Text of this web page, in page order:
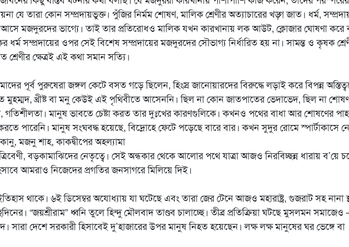
যে তারা কোন সম্প্রদায়ভুক্ত। পুঁজির নির্মম শোষণ, মালিক শ্রেণীর অত্যাচারের খড়্গ জাত। ধর্ম,
আসে মজদুরদের ভাগ্যে। তাই তার প্রতিরোধও মালিক যখন কারখানায় লক আউট, ক্লোজার ঘোষণা করে
ধর্ম সম্প্রদায়ের ওপর সেই বিশেষ সম্প্রদায়ের মজদুরদের সৌভাগ্য নির্ধারিত হয় না। সামন্ত ও কৃষক
ক্ষেত্রই এই কথা সমান সত্যি।
পূর্ব পুরুষেরা জঙ্গল কেটে বসত গড়ে ছিলেন, হিংস্র জানোয়ারদের বিরুদ্ধে লড়াই করে বিপন্ন
মুহম্মদ, খ্রীষ্ট বা মনু কেউই এই পৃথিবীতে আসেননি। ছিল না কোন জাতপাতের ভেদাভেদ, ছিল না
গতিশীলতা। মানুষ ভাবতে চেষ্টা করত তার দুঃখের কারণগুলিকে। কখনও পথের বাধা আর শোষণের
পারেনি। মানুষ সংঘবদ্ধ হয়েছে, বিদ্রোহে ফেটে পড়েছে বারে বার। কখন সুদুর রোমে স্পার্টাকাসে
মজনু শাহ, কাকদ্বীপের অহল্যামা
বড়কামাঝিদের নেতৃত্বে। সেই অন্ধকার থেকে আলোর পথে যাত্রা আজও নিরবিচ্ছন্ন ধারায় ব’য়ে
আমরাও নিজেদের প্রগতির জনসাগরে মিলিয়ে দিই।
থাকে। ৬ই ডিসেম্বর অযোধ্যায় যা ঘটেছে এবং তারা জের টেনে আজও মহারাষ্ট্র, গুজরাট সহ নানা
“জয়শ্রীরাম” ধ্বনি তুলে হিন্দু মৌলবাদ তাণ্ডব চালাচ্ছে। তীব্র প্রতিক্রিয়া ঘটছে মুসলমন সমাজেও
সারা দেশে সরকারী হিসাবেই দু’হাজারের উপর মানুষ নিহত হয়েছেন। লক্ষ লক্ষ মানুষের ঘর ভেঙ্গে বা